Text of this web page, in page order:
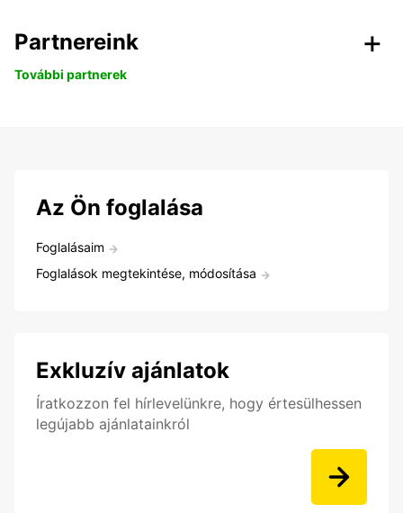
Partnereink
További partnerek
Az Ön foglalása
Foglalásaim
Foglalások megtekintése, módosítása
Exkluzív ajánlatok
Íratkozzon fel hírlevelünkre, hogy értesülhessen
legújabb ajánlatainkról